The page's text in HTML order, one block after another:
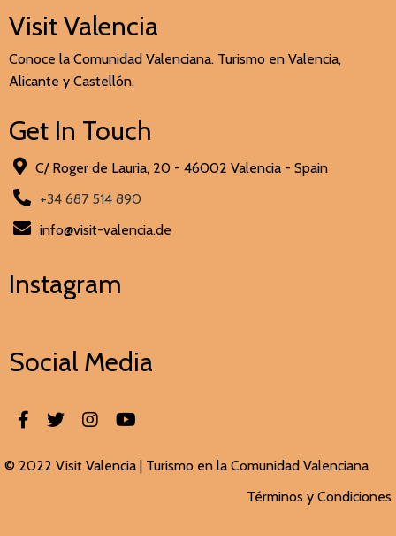
Visit Valencia
Conoce la Comunidad Valenciana. Turismo en Valencia,
Alicante y Castellón.
Get In Touch
C/ Roger de Lauria, 20 - 46002 Valencia - Spain
+34 687 514 890
info@visit-valencia.de
Instagram
Social Media
© 2022 Visit Valencia | Turismo en la Comunidad Valenciana
Términos y Condiciones